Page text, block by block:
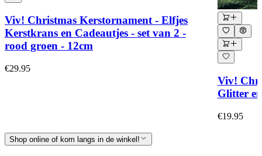
Viv! Christmas Kerstornament - Elfjes
Kerstkrans en Cadeautjes - set van 2 -
rood groen - 12cm
€29.95
Viv!
Glitter
€19.95
Shop online of kom langs in de winkel!